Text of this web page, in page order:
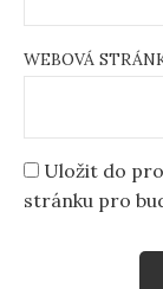
WEBOVÁ
Uložit do
stránku pro